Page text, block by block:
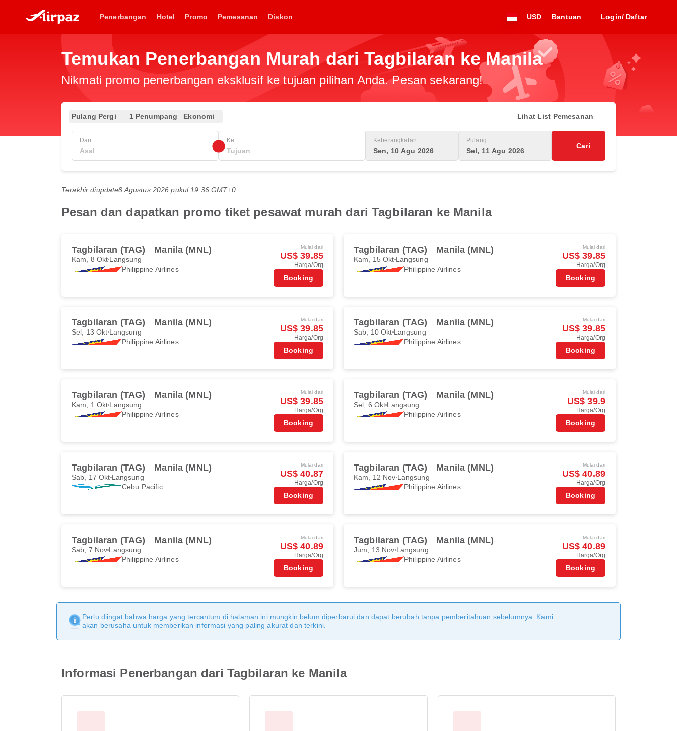
Penerbangan Hotel Promo Pemesanan Diskon USD Bantuan Login/ Daftar
Temukan Penerbangan Murah dari Tagbilaran ke Manila
Nikmati promo penerbangan eksklusif ke tujuan pilihan Anda. Pesan sekarang!
Pulang Pergi 1 Penumpang Ekonomi Lihat List Pemesanan
Dari Ke Keberangkatan
Sen, 10 Agu 2026
Pulang
Sel, 11 Agu 2026
Cari
Terakhir diupdate8 Agustus 2026 pukul 19.36 GMT+0
Pesan dan dapatkan promo tiket pesawat murah dari Tagbilaran ke Manila
Tagbilaran (TAG) Manila (MNL)
Kam, 8 Okt Langsung
Philippine Airlines
Mulai dari
US$ 39.85
Harga/Org
Booking
Tagbilaran (TAG) Manila (MNL)
Kam, 15 Okt Langsung
Philippine Airlines
Mulai dari
US$ 39.85
Harga/Org
Booking
Tagbilaran (TAG) Manila (MNL)
Sel, 13 Okt Langsung
Philippine Airlines
Mulai dari
US$ 39.85
Harga/Org
Booking
Tagbilaran (TAG) Manila (MNL)
Sab, 10 Okt Langsung
Philippine Airlines
Mulai dari
US$ 39.85
Harga/Org
Booking
Tagbilaran (TAG) Manila (MNL)
Kam, 1 Okt Langsung
Philippine Airlines
Mulai dari
US$ 39.85
Harga/Org
Booking
Tagbilaran (TAG) Manila (MNL)
Sel, 6 Okt Langsung
Philippine Airlines
Mulai dari
US$ 39.9
Harga/Org
Booking
Tagbilaran (TAG) Manila (MNL)
Sab, 17 Okt Langsung
Cebu Pacific
Mulai dari
US$ 40.87
Harga/Org
Booking
Tagbilaran (TAG) Manila (MNL)
Kam, 12 Nov Langsung
Philippine Airlines
Mulai dari
US$ 40.89
Harga/Org
Booking
Tagbilaran (TAG) Manila (MNL)
Sab, 7 Nov Langsung
Philippine Airlines
Mulai dari
US$ 40.89
Harga/Org
Booking
Tagbilaran (TAG) Manila (MNL)
Jum, 13 Nov Langsung
Philippine Airlines
Mulai dari
US$ 40.89
Harga/Org
Booking
Perlu diingat bahwa harga yang tercantum di halaman ini mungkin belum diperbarui dan dapat berubah tanpa pemberitahuan sebelumnya. Kami
akan berusaha untuk memberikan informasi yang paling akurat dan terkini.
Informasi Penerbangan dari Tagbilaran ke Manila